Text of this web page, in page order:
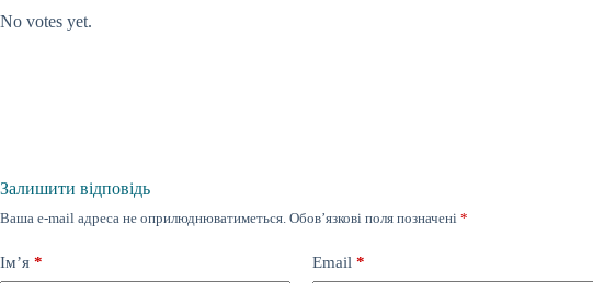
No votes yet.
Залишити відповідь
Ваша e-mail адреса не оприлюднюватиметься. Обов’язкові поля позначені *
Ім’я * Email *